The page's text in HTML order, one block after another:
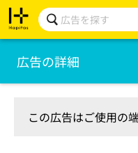
広告の詳細
この広告はご使用の